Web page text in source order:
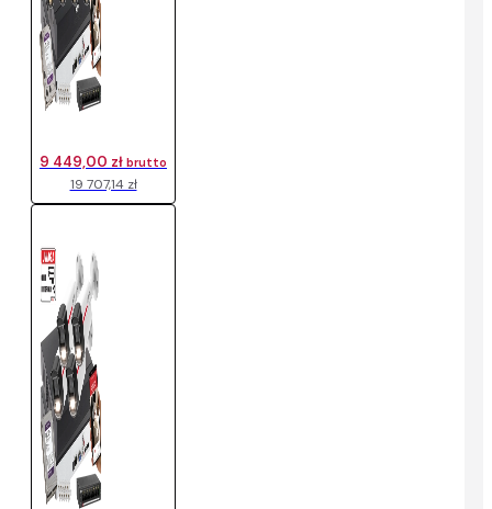
19 707,14 zł
9 449,00 zł brutto